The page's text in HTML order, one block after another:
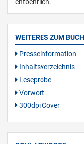
entbehrlich.
WEITERES ZUM BUCH
Presseinformation
Inhaltsverzeichnis
Leseprobe
Vorwort
300dpi Cover